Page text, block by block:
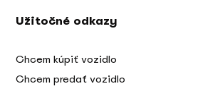
Užitočné odkazy
Chcem kúpiť vozidlo
Chcem predať vozidlo